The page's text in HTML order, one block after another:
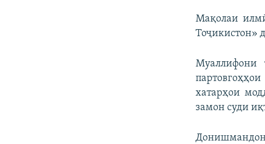
Мақолаи
Тоҷикистон»
Муаллифони
хатарҳои
замон суди
Донишмандон